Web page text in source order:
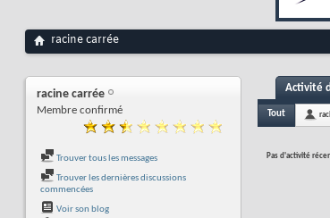
racine carrée
racine carrée
Membre confirmé
Trouver tous les messages
Trouver les dernières discussions
commencées
Voir son blog
Activité
Tout
Pas d'activité